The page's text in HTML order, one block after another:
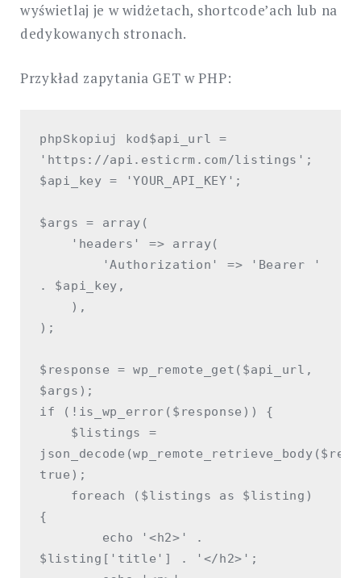
wyświetlaj je w widżetach, shortcode’ach lub na
dedykowanych stronach.
Przykład zapytania GET w PHP:
phpSkopiuj kod$api_url =
'https://api.esticrm.com/listings';
$api_key = 'YOUR_API_KEY';
$args = array(
. $api_key,
);
$response = wp_remote_get($api_url,
$args);
if (!is_wp_error($response)) {
true);
{
$listing['title'] . '</h2>';